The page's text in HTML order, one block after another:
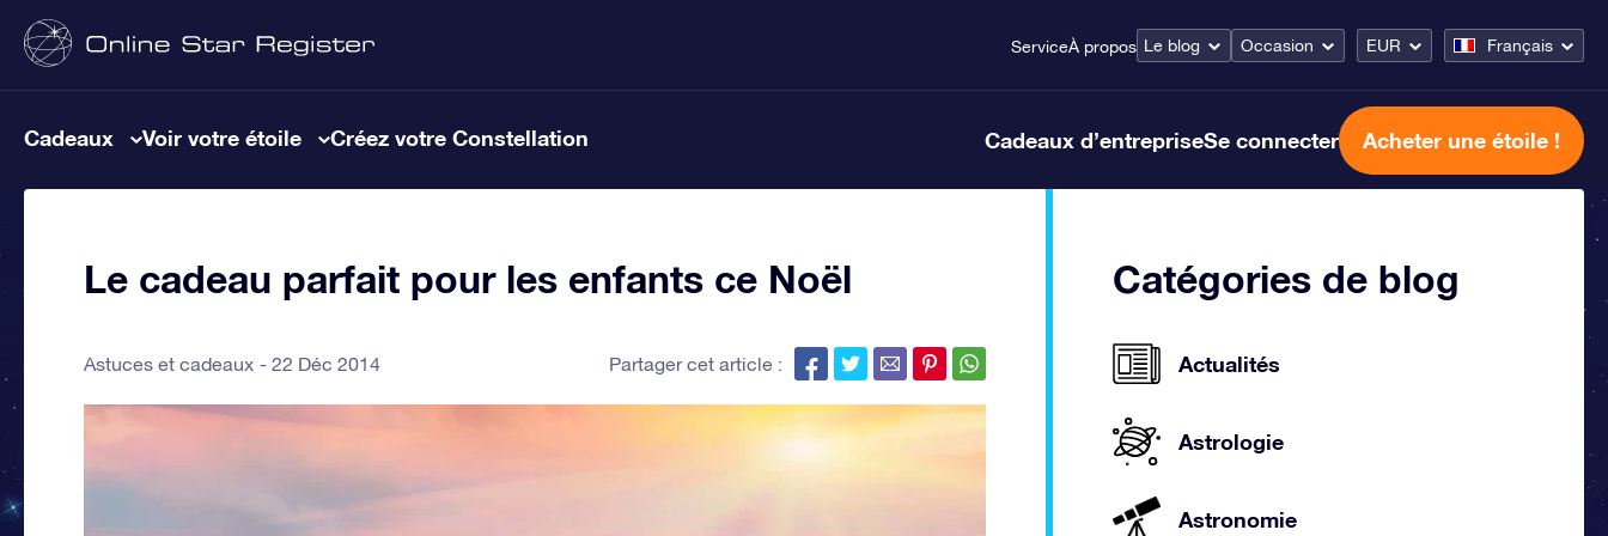
ServiceÀ propos Le blog Occasion EUR Français
Cadeaux Voir votre étoile Créez votre Constellation Cadeaux d’entrepriseSe connecter Acheter une étoile !
Le cadeau parfait pour les enfants ce Noël
Astuces et cadeaux 22 Déc 2014 Partager cet article :
Catégories de blog
Actualités
Astrologie
Astronomie